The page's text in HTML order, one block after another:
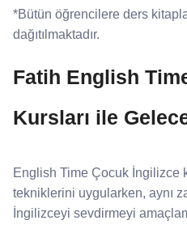
*Bütün öğrencilere ders
dağıtılmaktadır.
Fatih English
Kursları ile
English Time Çocuk İngilizce
tekniklerini uygularken, aynı
İngilizceyi sevdirmeyi